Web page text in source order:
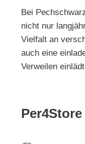
Bei
nicht nur
Vielfalt an
auch eine
Verweilen
Per4Store